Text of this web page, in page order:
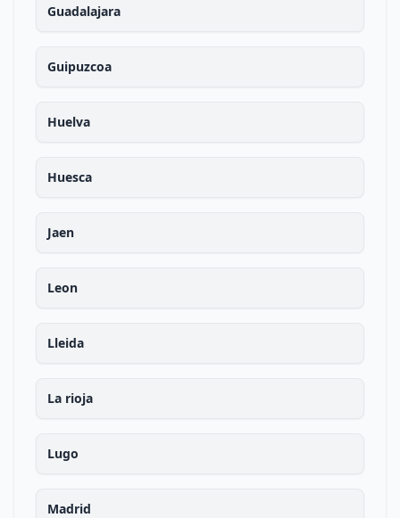
Guadalajara
Guipuzcoa
Huelva
Huesca
Jaen
Leon
Lleida
La rioja
Lugo
Madrid